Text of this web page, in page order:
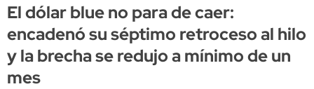
El dólar blue no para de caer:
encadenó su séptimo retroceso al hilo
y la brecha se redujo a mínimo de un
mes